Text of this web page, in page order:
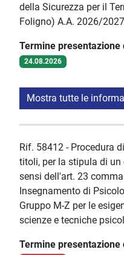
della Sicurezza per il
Foligno) A.A. 2026/2027
Termine presentazione
24.08.2026
Mostra tutte le
Rif. 58412 - Procedura
titoli, per la stipula di
sensi dell'art. 23
Insegnamento di
Gruppo M-Z per le
scienze e tecniche
Termine presentazione